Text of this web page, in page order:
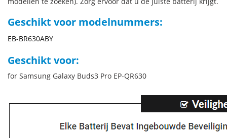
Geschikt voor modelnummers:
EB-BR630ABY
Geschikt voor:
for Samsung Galaxy Buds3 Pro EP-QR630